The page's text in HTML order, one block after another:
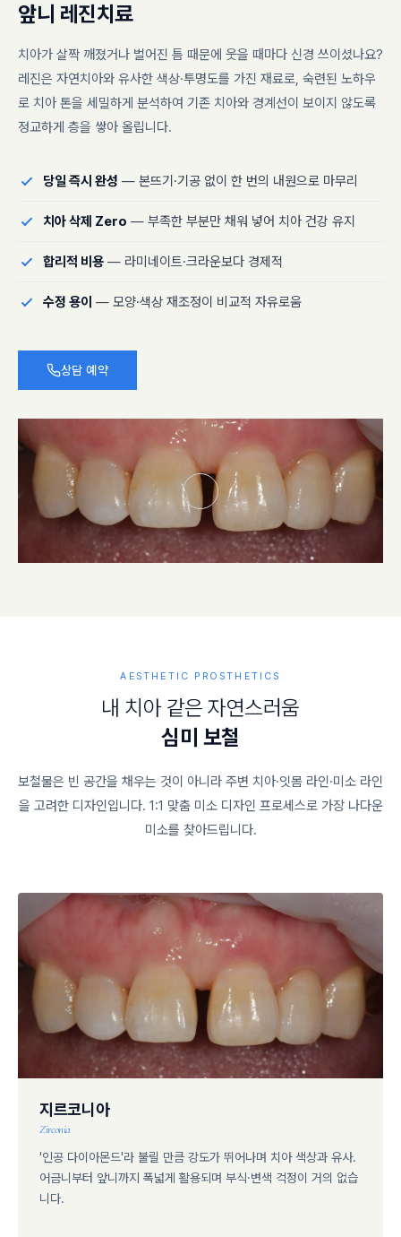
앞니 레 진치료
치아가 살짝 깨졌거나 벌어진 틈 때문에 웃을 때마다 신경 쓰이셨나요?
레진은 자연치아와 유사한 색상·투명도를 가진 재료로, 숙련된 노하우
로 치아 톤을 세밀하게 분석하여 기존 치아와 경계선이 보이지 않도록
정교하게 층을 쌓아 올립니다.
당일 즉시 완성 — 본뜨기·기공 없이 한 번의 내원으로 마무리
치아 삭제 Zero — 부족한 부분만 채워 넣어 치아 건강 유지
합리적 비용 — 라미네이트·크라운보다 경제적
수정 용이 — 모양·색상 재조정이 비교적 자유로움
상담 예약
AESTHETIC PROSTHETICS
내 치 아 같은 자연스러움
심미 보철
보철물은 빈 공간을 채우는 것이 아니라 주변 치아·잇몸 라인·미소 라인
을 고려한 디자인입니다. 1:1 맞춤 미소 디자인 프로세스로 가장 나다운
미소를 찾아드립니다.
지르코니아
Zirconia
'인공 다이아몬드'라 불릴 만큼 강도가 뛰어나며 치아 색상과 유사.
어금니부터 앞니까지 폭넓게 활용되며 부식·변색 걱정이 거의 없습
니다.